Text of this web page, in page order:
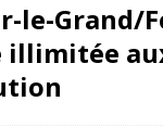
le-Grand/
illimitée